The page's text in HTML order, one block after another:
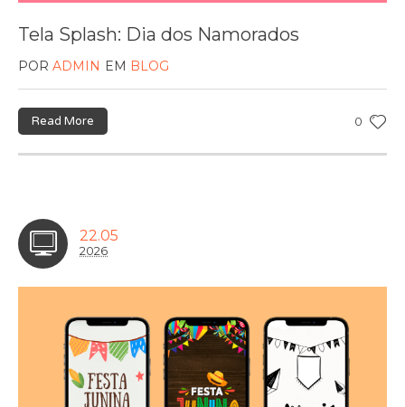
Tela Splash: Dia dos Namorados
POR ADMIN EM BLOG
0
Read More
22.05
2026